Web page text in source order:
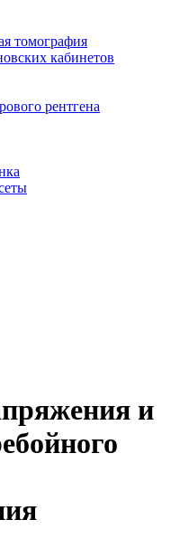
томография
кабинетов
рентгена
и